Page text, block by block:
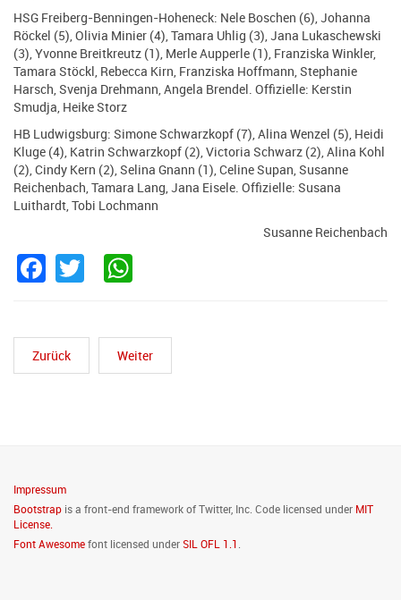
HSG Freiberg-Benningen-Hoheneck: Nele Boschen (6), Johanna
Röckel (5), Olivia Minier (4), Tamara Uhlig (3), Jana Lukaschewski
(3), Yvonne Breitkreutz (1), Merle Aupperle (1), Franziska Winkler,
Tamara Stöckl, Rebecca Kirn, Franziska Hoffmann, Stephanie
Harsch, Svenja Drehmann, Angela Brendel. Offizielle: Kerstin
Smudja, Heike Storz
HB Ludwigsburg: Simone Schwarzkopf (7), Alina Wenzel (5), Heidi
Kluge (4), Katrin Schwarzkopf (2), Victoria Schwarz (2), Alina Kohl
(2), Cindy Kern (2), Selina Gnann (1), Celine Supan, Susanne
Reichenbach, Tamara Lang, Jana Eisele. Offizielle: Susana
Luithardt, Tobi Lochmann
Susanne Reichenbach
Facebook
Twitter
Zurück Weiter
Impressum
Bootstrap is a front-end framework of Twitter, Inc. Code licensed under MIT
License.
Font Awesomefont licensed under SIL OFL 1.1